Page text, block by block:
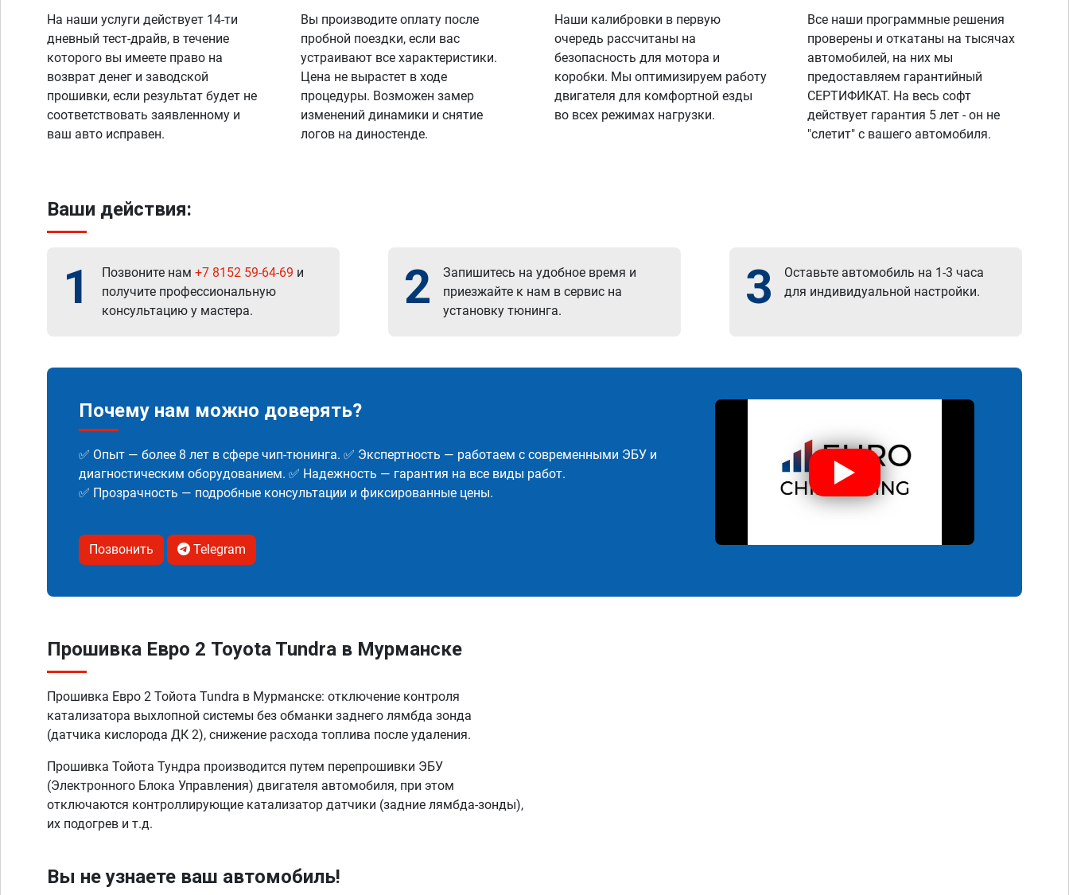
На наши услуги действует 14-ти
дневный тест-драйв, в течение
которого вы имеете право на
возврат денег и заводской
прошивки, если результат будет не
соответствовать заявленному и
ваш авто исправен.
Вы производите оплату после
пробной поездки, если вас
устраивают все характеристики.
Цена не вырастет в ходе
процедуры. Возможен замер
изменений динамики и снятие
логов на диностенде.
Наши калибровки в первую
очередь рассчитаны на
безопасность для мотора и
коробки. Мы оптимизируем работу
двигателя для комфортной езды
во всех режимах нагрузки.
Все наши программные решения
проверены и откатаны на тысячах
автомобилей, на них мы
предоставляем гарантийный
СЕРТИФИКАТ. На весь софт
действует гарантия 5 лет - он не
"слетит" с вашего автомобиля.
Ваши действия:
1 Позвоните нам +7 8152 59-64-69 и
получите профессиональную
консультацию у мастера.
2
Запишитесь на удобное время и
приезжайте к нам в сервис на
установку тюнинга.
3
Оставьте автомобиль на 1-3 часа
для индивидуальной настройки.
Почему нам можно доверять?
✅ Опыт — более 8 лет в сфере чип-тюнинга. ✅ Экспертность — работаем с современными ЭБУ и
диагностическим оборудованием. ✅ Надежность — гарантия на все виды работ.
✅ Прозрачность — подробные консультации и фиксированные цены.
Позвонить Telegram
Прошивка Евро 2 Toyota Tundra в Мурманске
Прошивка Евро 2 Тойота Tundra в Мурманске: отключение контроля
катализатора выхлопной системы без обманки заднего лямбда зонда
(датчика кислорода ДК 2), снижение расхода топлива после удаления.
Прошивка Тойота Тундра производится путем перепрошивки ЭБУ
(Электронного Блока Управления) двигателя автомобиля, при этом
отключаются контроллирующие катализатор датчики (задние лямбда-зонды),
их подогрев и т.д.
Вы не узнаете ваш автомобиль!